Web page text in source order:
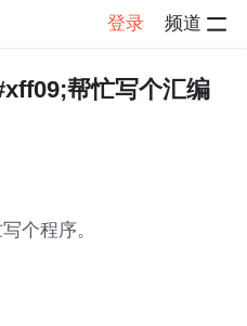
登录 频道
情
帮忙写个汇编
个程序。